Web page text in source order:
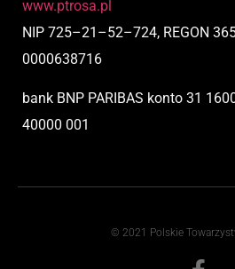
www.ptrosa.pl
NIP 725–21 –52–724, REGON
0000638716
bank BNP PARIBAS konto 31
40000 001
© 2021 Polskie